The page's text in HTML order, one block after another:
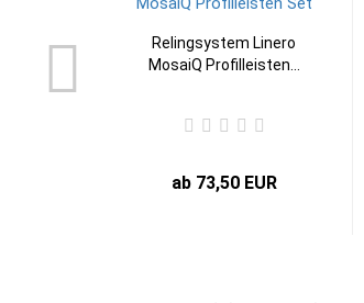
Relingsystem Linero
MosaiQ Profilleisten...
ab 73,50 EUR